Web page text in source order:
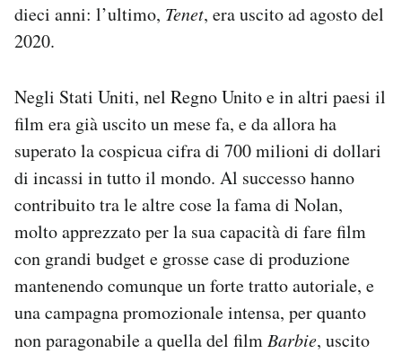
Esci
dieci anni: l’ultimo, Tenet, era uscito ad agosto del
2020.
Negli Stati Uniti, nel Regno Unito e in altri paesi il
film era già uscito un mese fa, e da allora ha
superato la cospicua cifra di 700 milioni di dollari
di incassi in tutto il mondo. Al successo hanno
contribuito tra le altre cose la fama di Nolan,
molto apprezzato per la sua capacità di fare film
con grandi budget e grosse case di produzione
mantenendo comunque un forte tratto autoriale, e
una campagna promozionale intensa, per quanto
non paragonabile a quella del filmBarbie, uscito